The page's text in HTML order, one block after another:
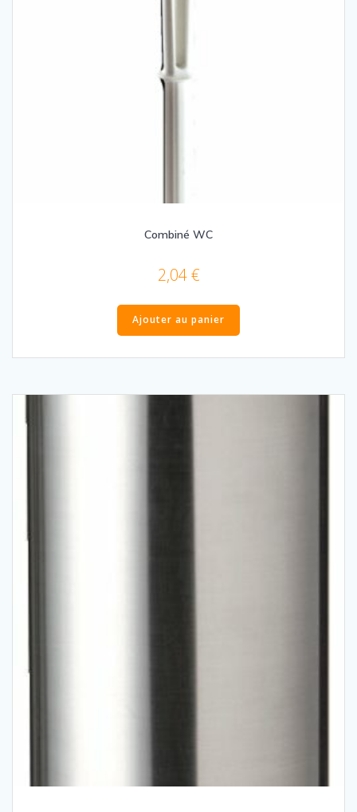
Combiné WC
2,04€
Ajouter au panier